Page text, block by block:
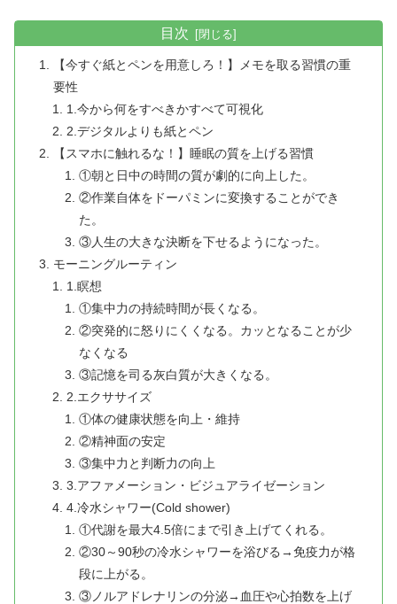
目次
【今すぐ紙とペンを用意しろ！】メモを取る習慣の重
要性
1.今から何をすべきかすべて可視化
2.デジタルよりも紙とペン
【スマホに触れるな！】睡眠の質を上げる習慣
①朝と日中の時間の質が劇的に向上した。
②作業自体をドーパミンに変換することができ
た。
③人生の大きな決断を下せるようになった。
モーニングルーティン
1.瞑想
①集中力の持続時間が長くなる。
②突発的に怒りにくくなる。カッとなることが少
なくなる
③記憶を司る灰白質が大きくなる。
2.エクササイズ
①体の健康状態を向上・維持
②精神面の安定
③集中力と判断力の向上
3.アファメーション・ビジュアライゼーション
4.冷水シャワー(Cold shower)
①代謝を最大4.5倍にまで引き上げてくれる。
②30～90秒の冷水シャワーを浴びる→免疫力が格
段に上がる。
③ノルアドレナリンの分泌→血圧や心拍数を上げ